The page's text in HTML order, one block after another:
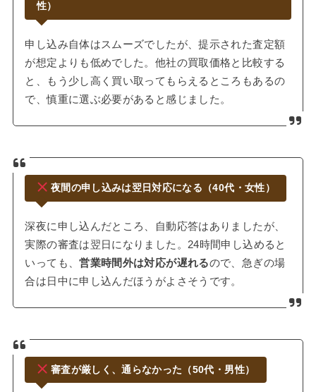
性）
申し込み自体はスムーズでしたが、提示された査定額
が想定よりも低めでした。他社の買取価格と比較する
と、もう少し高く買い取ってもらえるところもあるの
で、慎重に選ぶ必要があると感じました。
夜間の申し込みは翌日対応になる（40代・女性）
深夜に申し込んだところ、自動応答はありましたが、
実際の審査は翌日になりました。24時間申し込めると
いっても、営業時間外は対応が遅れるので、急ぎの場
合は日中に申し込んだほうがよさそうです。
審査が厳しく、通らなかった（50代・男性）